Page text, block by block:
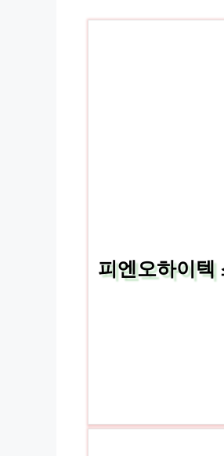
피엔오하이